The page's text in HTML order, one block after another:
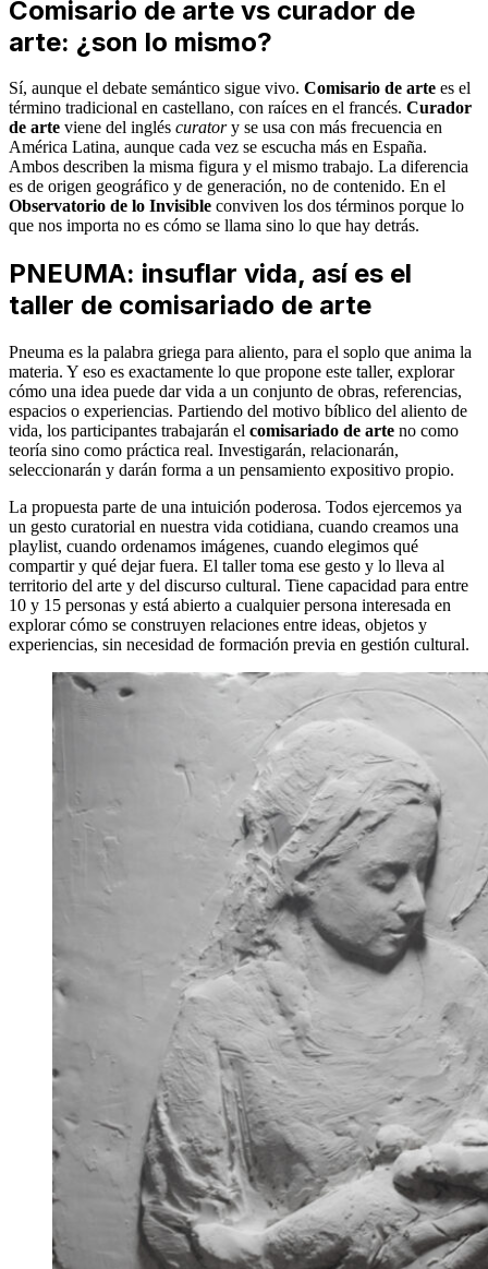
Comisario de arte vs curador de
arte: ¿son lo mismo?
Sí, aunque el debate semántico sigue vivo. Comisario de arte es el
término tradicional en castellano, con raíces en el francés. Curador
de arte viene del inglés curatory se usa con más frecuencia en
América Latina, aunque cada vez se escucha más en España.
Ambos describen la misma figura y el mismo trabajo. La diferencia
es de origen geográfico y de generación, no de contenido. En el
Observatorio de lo Invisible conviven los dos términos porque lo
que nos importa no es cómo se llama sino lo que hay detrás.
PNEUMA: insuflar vida, así es el
taller de comisariado de arte
Pneuma es la palabra griega para aliento, para el soplo que anima la
materia. Y eso es exactamente lo que propone este taller, explorar
cómo una idea puede dar vida a un conjunto de obras, referencias,
espacios o experiencias. Partiendo del motivo bíblico del aliento de
vida, los participantes trabajarán el comisariado de arte no como
teoría sino como práctica real. Investigarán, relacionarán,
seleccionarán y darán forma a un pensamiento expositivo propio.
La propuesta parte de una intuición poderosa. Todos ejercemos ya
un gesto curatorial en nuestra vida cotidiana, cuando creamos una
playlist, cuando ordenamos imágenes, cuando elegimos qué
compartir y qué dejar fuera. El taller toma ese gesto y lo lleva al
territorio del arte y del discurso cultural. Tiene capacidad para entre
10 y 15 personas y está abierto a cualquier persona interesada en
explorar cómo se construyen relaciones entre ideas, objetos y
experiencias, sin necesidad de formación previa en gestión cultural.